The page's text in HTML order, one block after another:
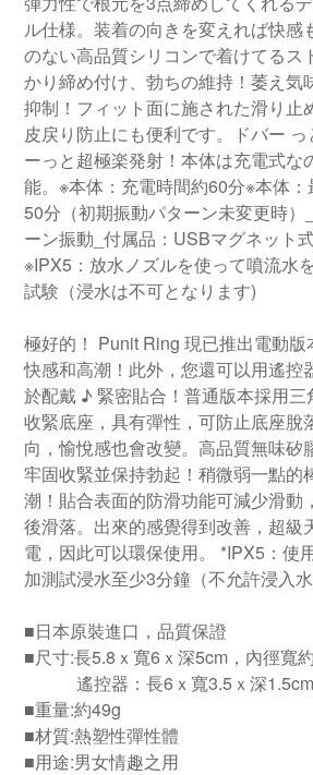
ル仕様。装着の向きを変えれば快感
のない高品質シリコンで着けてるス
かり締め付け、勃ちの維持！萎え気
抑制！フィット面に施された滑り止
皮戻り防止にも便利です。ドバー
ーっと超極楽発射！本体は充電式な
能。※本体：充電時間約60分※本体
50分（初期振動パターン未変更時）
ーン振動_付属品：USBマグネット
※IPX5：放水ノズルを使って噴流水
試験（浸水は不可となります)
極好的！ Punit Ring 現已推出電動
快感和高潮！此外，您還可以用遙控
於配戴 ♪ 緊密貼合！普通版本採用三
收緊底座，具有彈性，可防止底座脫
向，愉悅感也會改變。高品質無味矽
牢固收緊並保持勃起！稍微弱一點的
潮！貼合表面的防滑功能可減少滑動
後滑落。出來的感覺得到改善，超級
電，因此可以環保使用。 *IPX5：使
加測試浸水至少3分鐘（不允許浸入水
■日本原裝進口，品質保證
■尺寸:長5.8ｘ寬6ｘ深5cm，內徑寬
遙控器：長6ｘ寬3.5ｘ深1.5cm
■重量:約49g
■材質:熱塑性彈性體
■用途:男女情趣之用